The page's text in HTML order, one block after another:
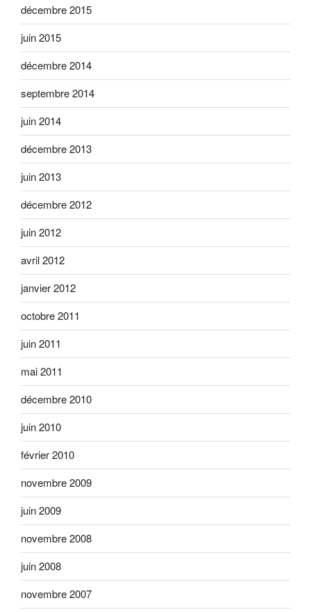
décembre 2015
juin 2015
décembre 2014
septembre 2014
juin 2014
décembre 2013
juin 2013
décembre 2012
juin 2012
avril 2012
janvier 2012
octobre 2011
juin 2011
mai 2011
décembre 2010
juin 2010
février 2010
novembre 2009
juin 2009
novembre 2008
juin 2008
novembre 2007